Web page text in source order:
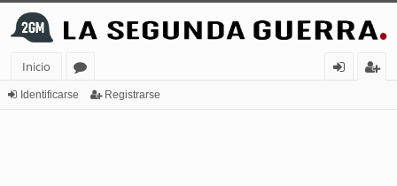
Inicio
or
Identificarse Registrarse